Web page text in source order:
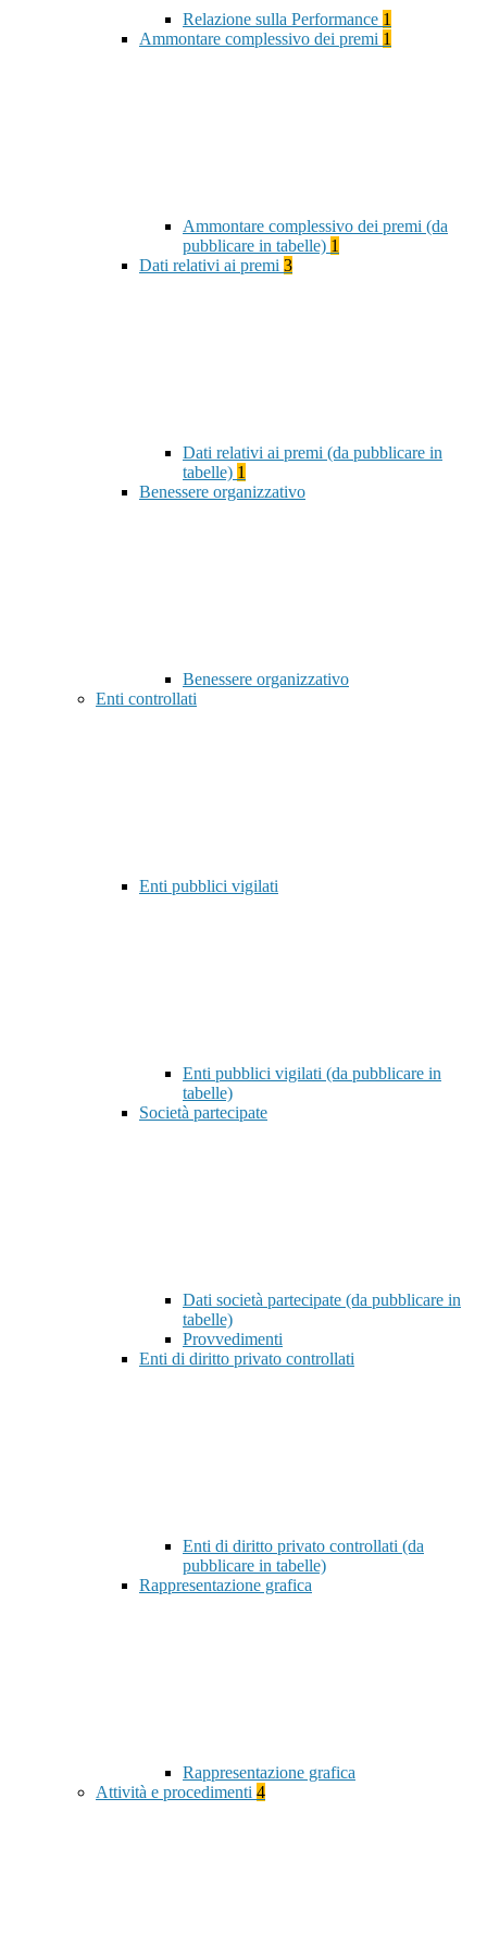
Relazione sulla Performance 1
Ammontare complessivo dei premi 1
Ammontare complessivo dei premi (da
pubblicare in tabelle) 1
Dati relativi ai premi 3
Dati relativi ai premi (da pubblicare in
tabelle) 1
Benessere organizzativo
Benessere organizzativo
Enti controllati
Enti pubblici vigilati
Enti pubblici vigilati (da pubblicare in
tabelle)
Società partecipate
Dati società partecipate (da pubblicare in
tabelle)
Provvedimenti
Enti di diritto privato controllati
Enti di diritto privato controllati (da
pubblicare in tabelle)
Rappresentazione grafica
Rappresentazione grafica
Attività e procedimenti 4